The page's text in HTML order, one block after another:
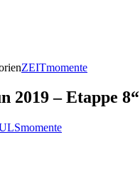
ZEITmomente
2019 – Etappe 8“